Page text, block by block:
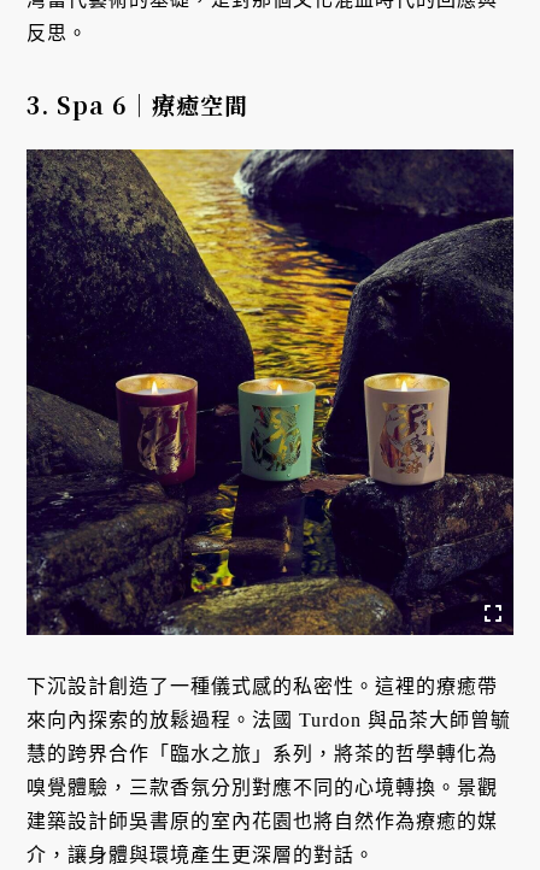
反思。
3. Spa 6｜療癒空間
下沉設計創造了一種儀式感的私密性。這裡的療癒帶
來向內探索的放鬆過程。法國 Turdon 與品茶大師曾毓
慧的跨界合作「臨水之旅」系列，將茶的哲學轉化為
嗅覺體驗，三款香氛分別對應不同的心境轉換。景觀
建築設計師吳書原的室內花園也將自然作為療癒的媒
介，讓身體與環境產生更深層的對話。